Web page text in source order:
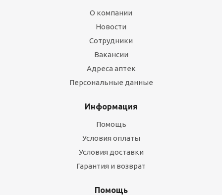
О компании
Новости
Сотрудники
Вакансии
Адреса аптек
Персональные данные
Информация
Помощь
Условия оплаты
Условия доставки
Гарантия и возврат
Помощь